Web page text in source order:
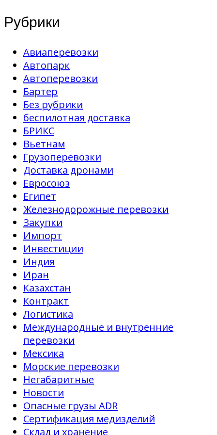
Рубрики
Авиаперевозки
Автопарк
Автоперевозки
Бартер
Без рубрики
беспилотная доставка
БРИКС
Вьетнам
Грузоперевозки
Доставка дронами
Евросоюз
Египет
Железнодорожные перевозки
Закупки
Импорт
Инвестиции
Индия
Иран
Казахстан
Контракт
Логистика
Международные и внутренние
перевозки
Мексика
Морские перевозки
Негабаритные
Новости
Опасные грузы ADR
Сертификация медизделий
Склад и хранение